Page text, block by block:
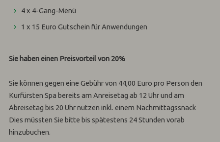
4 x 4-Gang-Menü
1 x 15 Euro Gutschein für Anwendungen
Sie haben einen Preisvorteil von 20%
Sie können gegen eine Gebühr von 44,00 Euro pro Person den
Kurfürsten Spa bereits am Anreisetag ab 12 Uhr und am
Abreisetag bis 20 Uhr nutzen inkl. einem Nachmittagssnack
Dies müssten Sie bitte bis spätestens 24 Stunden vorab
hinzubuchen.